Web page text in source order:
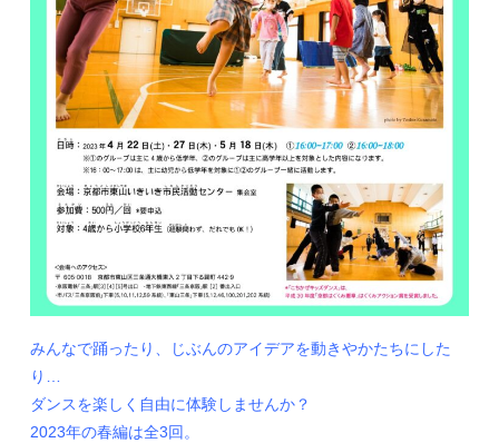
みんなで踊ったり、じぶんのアイデアを動きやかたちにした
り…
ダンスを楽しく自由に体験しませんか？
2023年の春編は全3回。